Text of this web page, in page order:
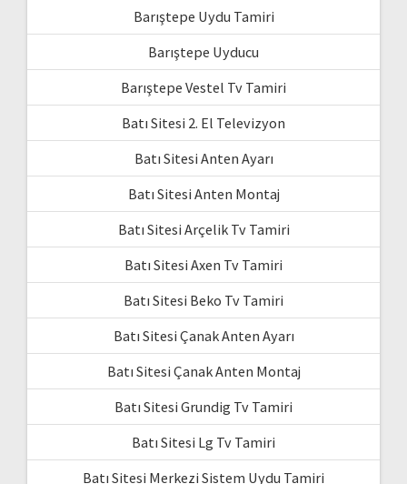
Barıştepe Uydu Tamiri
Barıştepe Uyducu
Barıştepe Vestel Tv Tamiri
Batı Sitesi 2. El Televizyon
Batı Sitesi Anten Ayarı
Batı Sitesi Anten Montaj
Batı Sitesi Arçelik Tv Tamiri
Batı Sitesi Axen Tv Tamiri
Batı Sitesi Beko Tv Tamiri
Batı Sitesi Çanak Anten Ayarı
Batı Sitesi Çanak Anten Montaj
Batı Sitesi Grundig Tv Tamiri
Batı Sitesi Lg Tv Tamiri
Batı Sitesi Merkezi Sistem Uydu Tamiri